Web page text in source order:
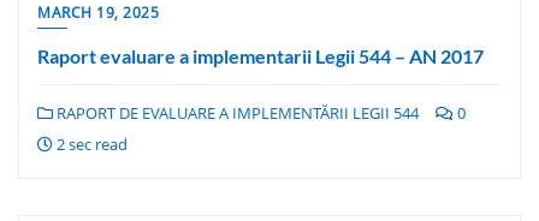
MARCH 19, 2025
Raport evaluare a implementarii Legii 544 – AN 2017
RAPORT DE EVALUARE A IMPLEMENTĂRII LEGII 544
0
2 sec read